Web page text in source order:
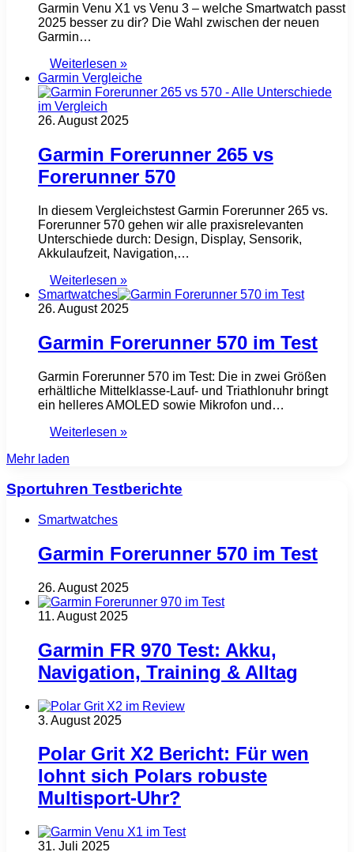
Garmin Venu X1 vs Venu 3 – welche Smartwatch passt
2025 besser zu dir? Die Wahl zwischen der neuen
Garmin…
Weiterlesen »
Garmin Vergleiche
26. August 2025
Garmin Forerunner 265 vs
Forerunner 570
In diesem Vergleichstest Garmin Forerunner 265 vs.
Forerunner 570 gehen wir alle praxisrelevanten
Unterschiede durch: Design, Display, Sensorik,
Akkulaufzeit, Navigation,…
Weiterlesen »
Smartwatches
26. August 2025
Garmin Forerunner 570 im Test
Garmin Forerunner 570 im Test: Die in zwei Größen
erhältliche Mittelklasse-Lauf- und Triathlonuhr bringt
ein helleres AMOLED sowie Mikrofon und…
Weiterlesen »
Mehr laden
Sportuhren Testberichte
Smartwatches
Garmin Forerunner 570 im Test
26. August 2025
11. August 2025
Garmin FR 970 Test: Akku,
Navigation, Training & Alltag
3. August 2025
Polar Grit X2 Bericht: Für wen
lohnt sich Polars robuste
Multisport‑Uhr?
31. Juli 2025